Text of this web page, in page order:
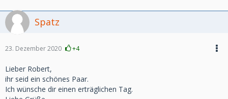
Spatz
23. Dezember 2020 +4
Lieber Robert,
ihr seid ein schönes Paar.
Ich wünsche dir einen erträglichen Tag.